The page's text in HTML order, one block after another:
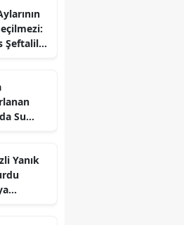
Yapılır?
Şeftalili
Su
Katın!
Yanık